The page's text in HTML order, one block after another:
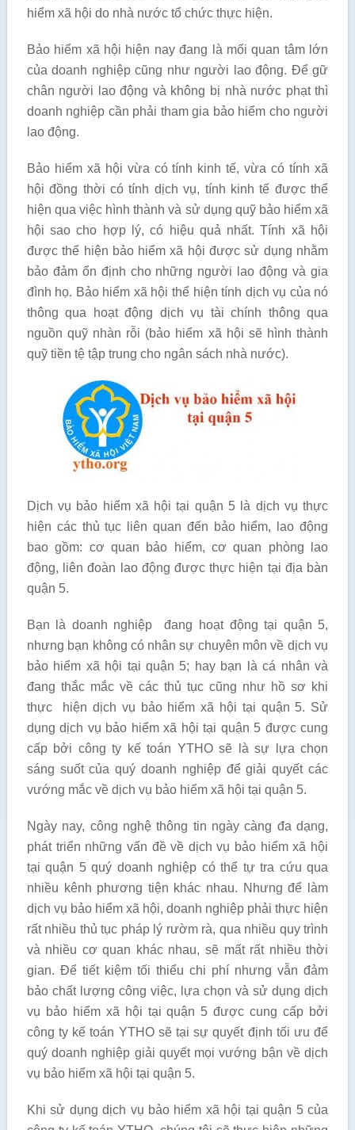
hiểm xã hội do nhà nước tổ chức thực hiện.
Bảo hiểm xã hội hiện nay đang là mối quan tâm lớn
của doanh nghiệp cũng như người lao động. Để gữ
chân người lao động và không bị nhà nước phạt thì
doanh nghiệp cần phải tham gia bảo hiểm cho người
lao động.
Bảo hiểm xã hội vừa có tính kinh tế, vừa có tính xã
hội đồng thời có tính dịch vụ, tính kinh tế được thể
hiện qua việc hình thành và sử dụng quỹ bảo hiểm xã
hội sao cho hợp lý, có hiệu quả nhất. Tính xã hội
được thể hiện bảo hiểm xã hội được sử dụng nhằm
bảo đảm ổn định cho những người lao động và gia
đình họ. Bảo hiểm xã hội thể hiện tính dịch vụ của nó
thông qua hoạt động dịch vụ tài chính thông qua
nguồn quỹ nhàn rỗi (bảo hiểm xã hội sẽ hình thành
quỹ tiền tệ tập trung cho ngân sách nhà nước).
Dịch vụ bảo hiểm xã hội tại quận 5 là dịch vụ thực
hiện các thủ tục liên quan đến bảo hiểm, lao động
bao gồm: cơ quan bảo hiểm, cơ quan phòng lao
động, liên đoàn lao động được thực hiện tại địa bàn
quận 5.
Bạn là doanh nghiệp đang hoạt động tại quận 5,
nhưng bạn không có nhân sự chuyên môn về dịch vụ
bảo hiểm xã hội tại quận 5; hay bạn là cá nhân và
đang thắc mắc về các thủ tục cũng như hồ sơ khi
thực hiện dịch vụ bảo hiểm xã hội tại quận 5. Sử
dụng dịch vụ bảo hiểm xã hội tại quận 5 được cung
cấp bởi công ty kế toán YTHO sẽ là sự lựa chọn
sáng suốt của quý doanh nghiệp để giải quyết các
vướng mắc về dịch vụ bảo hiểm xã hội tại quận 5.
Ngày nay, công nghệ thông tin ngày càng đa dạng,
phát triển những vấn đề về dịch vụ bảo hiểm xã hội
tại quận 5 quý doanh nghiệp có thể tự tra cứu qua
nhiều kênh phương tiện khác nhau. Nhưng để làm
dịch vụ bảo hiểm xã hội, doanh nghiệp phải thực hiện
rất nhiều thủ tục pháp lý rườm rà, qua nhiều quy trình
và nhiều cơ quan khác nhau, sẽ mất rất nhiều thời
gian. Để tiết kiệm tối thiểu chi phí nhưng vẫn đảm
bảo chất lượng công việc, lựa chọn và sử dụng dịch
vụ bảo hiểm xã hội tại quận 5 được cung cấp bởi
công ty kế toán YTHO sẽ tại sự quyết định tối ưu để
quý doanh nghiệp giải quyết mọi vướng bận về dịch
vụ bảo hiểm xã hội tại quận 5.
Khi sử dụng dịch vụ bảo hiểm xã hội tại quận 5 của